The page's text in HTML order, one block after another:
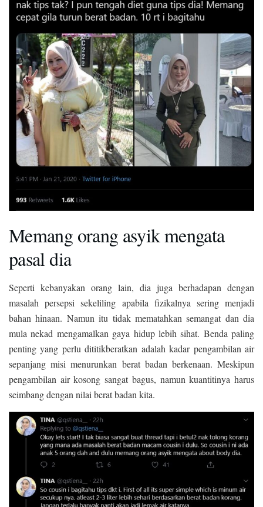
Memang orang asyik mengata
pasal dia
Seperti kebanyakan orang lain, dia juga berhadapan dengan
masalah persepsi sekeliling apabila fizikalnya sering menjadi
bahan hinaan. Namun itu tidak mematahkan semangat dan dia
mula nekad mengamalkan gaya hidup lebih sihat. Benda paling
penting yang perlu dititikberatkan adalah kadar pengambilan air
sepanjang misi menurunkan berat badan berkenaan. Meskipun
pengambilan air kosong sangat bagus, namun kuantitinya harus
seimbang dengan nilai berat badan kita.